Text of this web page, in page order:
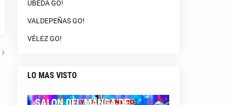
UBEDA GO!
VALDEPEÑAS GO!
VÉLEZ GO!
LO MAS VISTO
SALON DEL MANGA DE